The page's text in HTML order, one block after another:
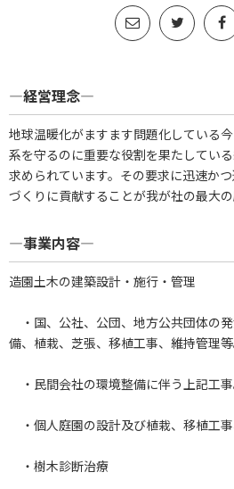
―経営理念―
地球温暖化がますます問題化している
系を守るのに重要な役割を果たしてい
求められています。その要求に迅速か
づくりに貢献することが我が社の最大の
―事業内容―
造園土木の建築設計・施行・管理
・国、公社、公団、地方公共団体の
備、植栽、芝張、移植工事、維持管理等
・民間会社の環境整備に伴う上記工事
・個人庭園の設計及び植栽、移植工事
・樹木診断治療